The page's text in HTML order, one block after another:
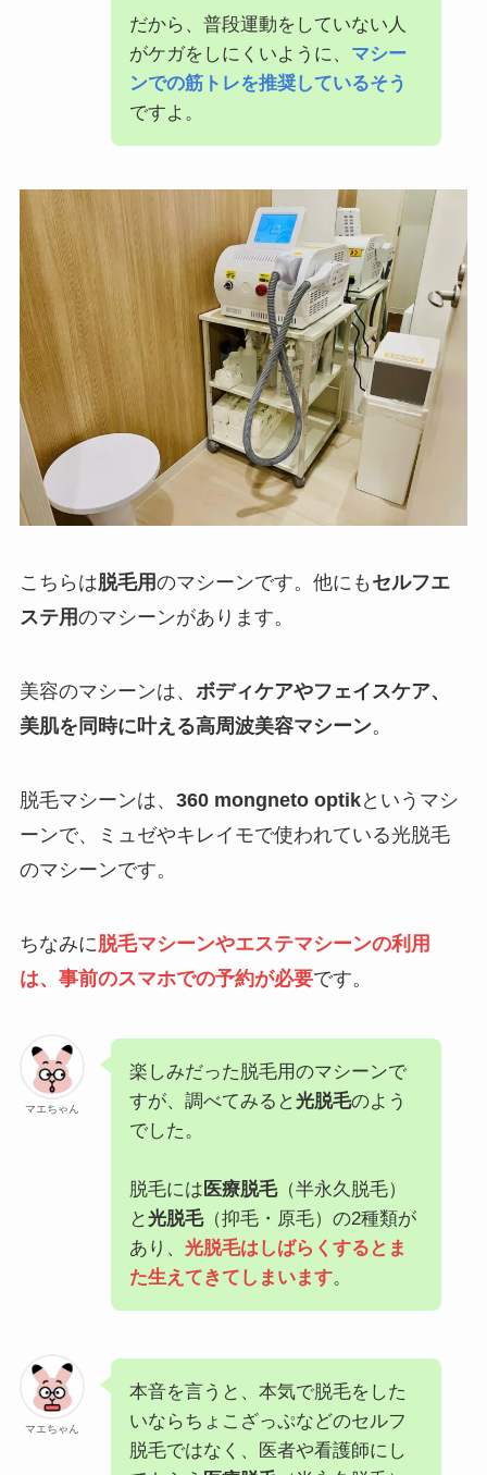
だから、普段運動をしていない人
がケガをしにくいように、 マシー
ンでの筋トレを推奨しているそう
ですよ。
こちらは脱毛用のマシーンです。他にも セルフエ
ステ用のマシーンがあります。
美容のマシーンは、 ボディケアやフェイスケア、
美肌を同時に叶える高周波美容マシーン。
脱毛マシーンは、 360 mongneto optikというマシ
ーンで、ミュゼやキレイモで使われている光脱毛
のマシーンです。
ちなみに脱毛マシーンやエステマシーンの利用
は、事前のスマホでの予約が必要です。
マエちゃん
楽しみだった脱毛用のマシーンで
すが、調べてみると光脱毛のよう
でした。
脱毛には 医療脱毛（半永久脱毛）
と光脱毛（抑毛・原毛）の2種類が
あり、 光脱毛はしばらくするとま
た生えてきてしまいます。
マエちゃん
本音を言うと、本気で脱毛をした
いならちょこざっぷなどのセルフ
脱毛ではなく、医者や看護師にし